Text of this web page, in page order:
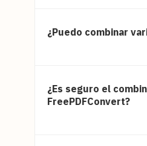
¿Puedo combinar
¿Es seguro el
FreePDFConvert?